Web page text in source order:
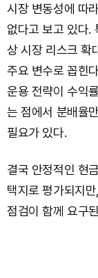
시장 변동성에 따
없다고 보고 있다.
상 시장 리스크 확
주요 변수로 꼽힌
운용 전략이 수익
는 점에서 분배율
필요가 있다.
결국 안정적인 현
택지로 평가되지만
점검이 함께 요구